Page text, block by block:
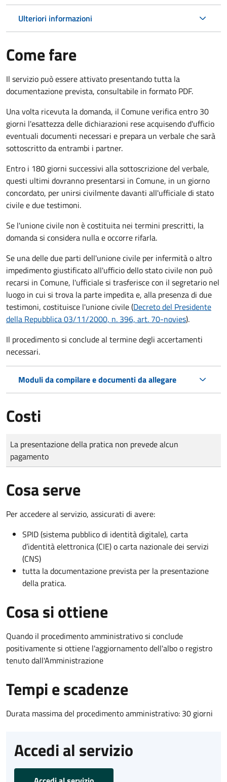
Ulteriori informazioni
Come fare
Il servizio può essere attivato presentando tutta la
documentazione prevista, consultabile in formato PDF.
Una volta ricevuta la domanda, il Comune verifica entro 30
giorni l'esattezza delle dichiarazioni rese acquisendo d'ufficio
eventuali documenti necessari e prepara un verbale che sarà
sottoscritto da entrambi i partner.
Entro i 180 giorni successivi alla sottoscrizione del verbale,
questi ultimi dovranno presentarsi in Comune, in un giorno
concordato, per unirsi civilmentedavanti all'ufficiale di stato
civilee due testimoni.
Se l'unione civile non è costituita nei termini prescritti, la
domanda si considera nulla e occorre rifarla.
Se una delle due parti dell'unione civile per infermità o altro
impedimento giustificato all'ufficio dello stato civile non può
recarsi in Comune, l'ufficiale si trasferisce con il segretario nel
luogo in cui si trova la parte impedita e, alla presenza di due
testimoni, costituisce l'unione civile (Decreto del Presidente
della Repubblica 03/11/2000, n. 396, art. 70-novies).
Il procedimento si conclude al termine degli accertamenti
necessari.
Moduli da compilare e documenti da allegare
Costi
Tipo di pagamento
Importo
La presentazione della pratica non prevede alcun
pagamento
Cosa serve
Per accedere al servizio, assicurati di avere:
SPID (sistema pubblico di identità digitale), carta
d’identità elettronica (CIE) o carta nazionale dei servizi
(CNS)
tutta la documentazione prevista per la presentazione
della pratica.
Cosa si ottiene
Quando il procedimento amministrativo si conclude
positivamente si ottiene l'aggiornamento dell'albo o registro
tenuto dall'Amministrazione
Tempi e scadenze
Durata massima del procedimento amministrativo: 30 giorni
Accedi al servizio